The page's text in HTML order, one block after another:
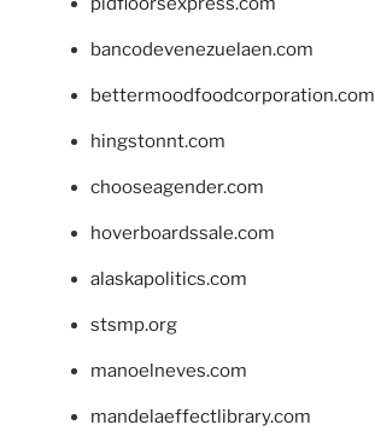
bancodevenezuelaen.com
bettermoodfoodcorporation.com
hingstonnt.com
chooseagender.com
hoverboardssale.com
alaskapolitics.com
stsmp.org
manoelneves.com
mandelaeffectlibrary.com